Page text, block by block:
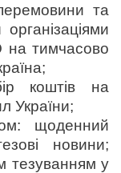
та
на тимчасово
коштів на
України;
щоденний
новини;
тезуванням у